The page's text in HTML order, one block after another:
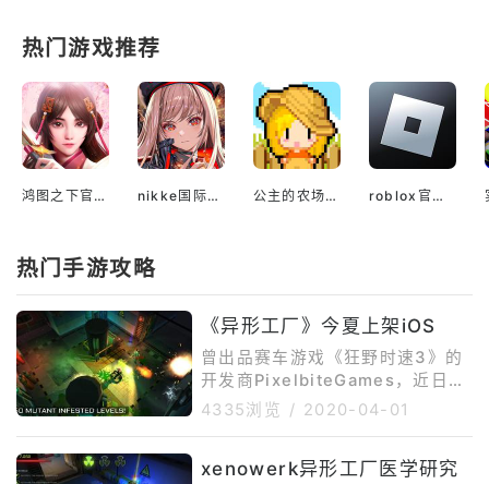
热门游戏推荐
鸿图之下官方安装 nikke国际版官网 公主的农场故事最新版本 roblox官网入口
热门手游攻略
《异形工厂》今夏上架iOS
曾出品赛车游戏《狂野时速3》的
开发商PixelbiteGames，近日宣
布将推出一款第三人称射击游戏
看，游戏与赫赫有名的《孤胆枪
4335浏览 / 2020-04-01
xenowerk异形工厂医学研究